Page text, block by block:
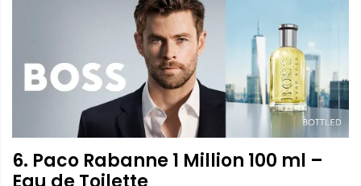
6. Paco Rabanne 1 Million 100 ml –